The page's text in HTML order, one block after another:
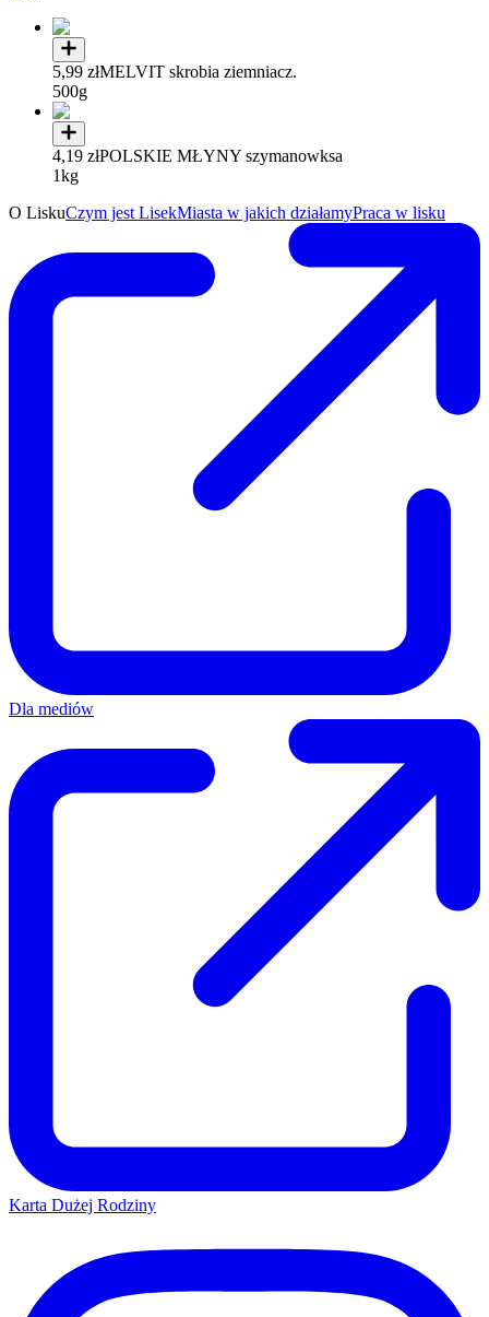
5,99 złMELVIT skrobia ziemniacz.
500g
4,19 złPOLSKIE MŁYNY szymanowksa
1kg
O LiskuCzym jest LisekMiasta w jakich działamyPraca w lisku
Dla mediów
Karta Dużej Rodziny